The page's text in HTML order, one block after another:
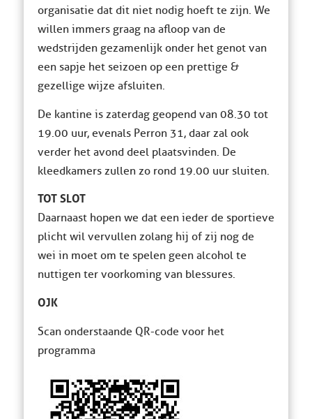
organisatie dat dit niet nodig hoeft te zijn. We
willen immers graag na afloop van de
wedstrijden gezamenlijk onder het genot van
een sapje het seizoen op een prettige &
gezellige wijze afsluiten.
De kantine is zaterdag geopend van 08.30 tot
19.00 uur, evenals Perron 31, daar zal ook
verder het avond deel plaatsvinden. De
kleedkamers zullen zo rond 19.00 uur sluiten.
TOT SLOT
Daarnaast hopen we dat een ieder de sportieve
plicht wil vervullen zolang hij of zij nog de
wei in moet om te spelen geen alcohol te
nuttigen ter voorkoming van blessures.
OJK
Scan onderstaande QR-code voor het
programma